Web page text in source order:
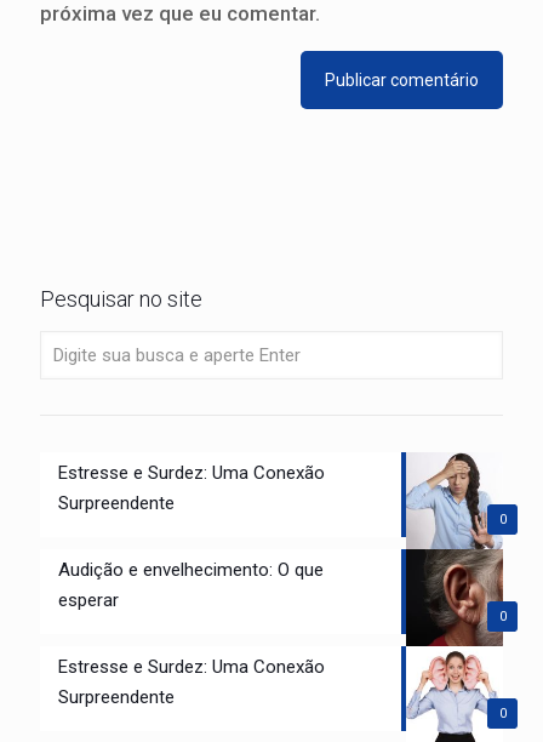
próxima vez que eu comentar.
Pesquisar no site
0
Estresse e Surdez: Uma Conexão
Surpreendente
0
Audição e envelhecimento: O que
esperar
0
Estresse e Surdez: Uma Conexão
Surpreendente